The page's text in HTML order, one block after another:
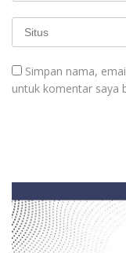
Simpan nama,
untuk komentar saya